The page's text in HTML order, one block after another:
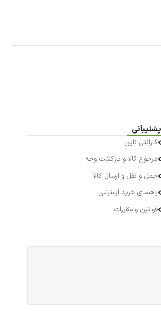
پشتیبانی
گارانتی ناین
مرجوع کالا و بازگشت وجه
حمل و نقل و ارسال کالا
راهنمای خرید اینترنتی
قوانین و مقررات